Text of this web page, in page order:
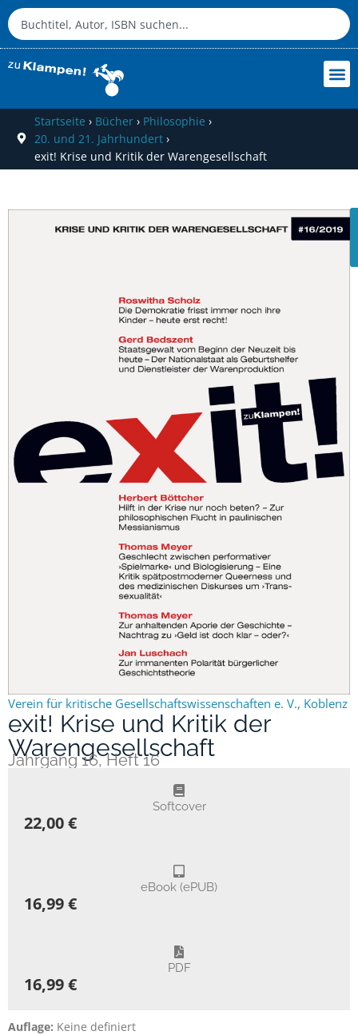
Startseite › Bücher› Philosophie ›
20. und 21. Jahrhundert›
exit! Krise und Kritik der Warengesellschaft
Verein für kritische Gesellschaftswissenschaften e. V., Koblenz
exit! Krise und Kritik der
Warengesellschaft
Jahrgang 16, Heft 16
Softcover
22,00 €
eBook (ePUB)
16,99 €
PDF
16,99 €
Auflage: Keine definiert